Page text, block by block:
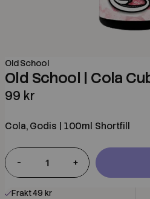
Old School
Old School | Cola
99 kr
Cola, Godis | 100ml Shortfill
- +
Frakt 49 kr